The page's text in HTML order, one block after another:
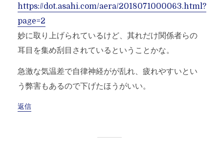
https://dot.asahi.com/aera/2018071000063.html?
page=2
妙に取り上げられているけど、其れだけ関係者らの
耳目を集め刮目されているということかな。
急激な気温差で自律神経がが乱れ、疲れやすいとい
う弊害もあるので下げたほうがいい。
返信